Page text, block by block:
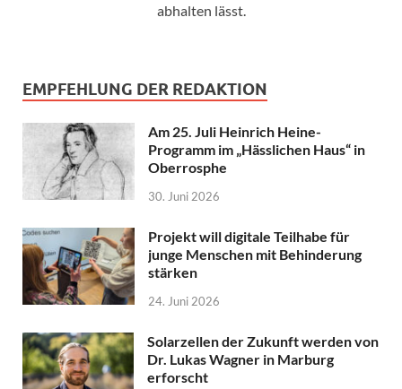
abhalten lässt.
EMPFEHLUNG DER REDAKTION
Am 25. Juli Heinrich Heine-
Programm im „Hässlichen Haus“ in
Oberrosphe
30. Juni 2026
Projekt will digitale Teilhabe für
junge Menschen mit Behinderung
stärken
24. Juni 2026
Solarzellen der Zukunft werden von
Dr. Lukas Wagner in Marburg
erforscht